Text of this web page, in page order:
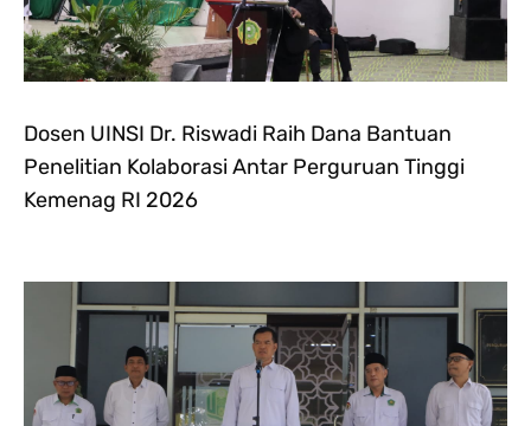
Dosen UINSI Dr. Riswadi Raih Dana Bantuan
Penelitian Kolaborasi Antar Perguruan Tinggi
Kemenag RI 2026